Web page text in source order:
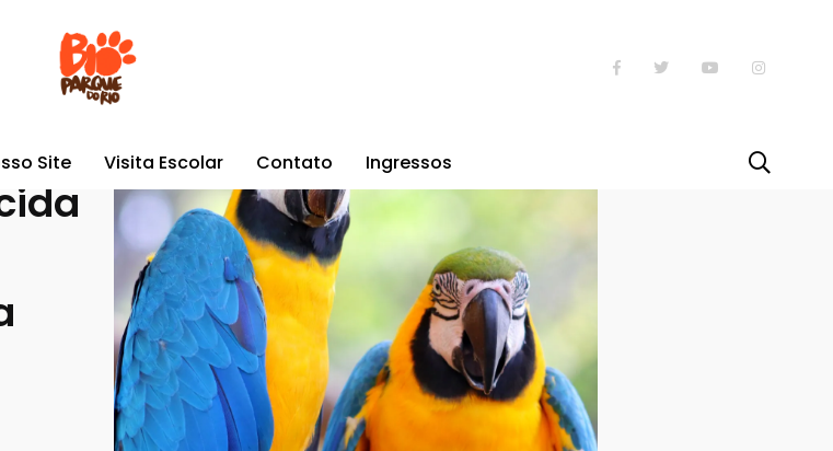
Site Visita Escolar Contato Ingressos
do Rio, uma esperança para conservação das Araras-Canindé